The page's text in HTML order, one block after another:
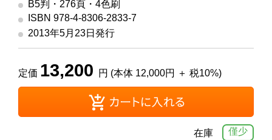
B5判・276頁・4色刷
ISBN 978-4-8306-2833-7
2013年5月23日発行
定価 13,200 円 (本体 12,000円 ＋ 税10%)
僅少
在庫